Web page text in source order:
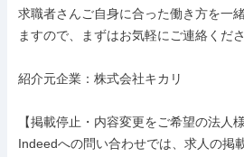
求職者さんご自身に合った働き方を一
ますので、まずはお気軽にご連絡くだ
紹介元企業：株式会社キカリ
【掲載停止・内容変更をご希望の法人様
Indeedへの問い合わせでは、求人の掲